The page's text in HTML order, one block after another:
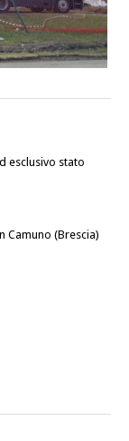
esclusivo stato
Camuno (Brescia)